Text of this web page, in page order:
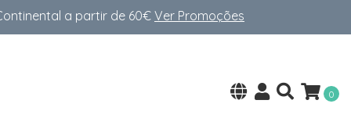
a partir de 60€Ver Promoções
0